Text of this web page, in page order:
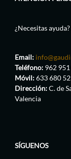
¿Necesitas
Email:
Teléfono: 962
Móvil:633 680
Dirección:C. de
Valencia
SÍGUENOS